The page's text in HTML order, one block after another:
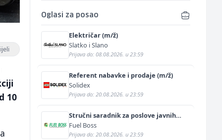
10
Oglasi za posao
Električar (m/ž)
Slatko i Slano
Prijava do: 08.08.2026. u 23:59
Referent nabavke i prodaje (m/ž)
Solidex
Prijava do: 20.08.2026. u 23:59
Stručni saradnik za poslove javnih
nabavki (m/ž)
Fuel Boss
Prijava do: 20.08.2026. u 23:59